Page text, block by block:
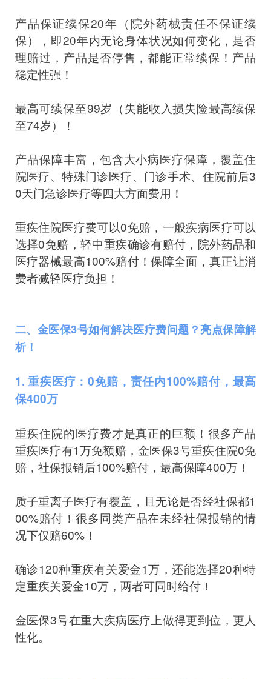
产品保证续保20年（院外药械责任不保证续
保），即20年内无论身体状况如何变化，是否
理赔过，产品是否停售，都能正常续保！产品
稳定性强！
最高可续保至99岁（失能收入损失险最高续保
至74岁）！
产品保障丰富，包含大小病医疗保障，覆盖住
院医疗、特殊门诊医疗、门诊手术、住院前后3
0天门急诊医疗等四大方面费用！
重疾住院医疗费可以0免赔，一般疾病医疗可以
选择0免赔，轻中重疾确诊有赔付，院外药品和
医疗器械最高100%赔付！保障全面，真正让消
费者减轻医疗负担！
二、金医保3号如何解决医疗费问题？亮点保障解
析！
1. 重疾医疗：0免赔，责任内100%赔付，最高
保400万
重疾住院的医疗费才是真正的巨额！很多产品
重疾医疗有1万免额赔，金医保3号重疾住院0免
赔，社保报销后100%赔付，最高保障400万！
质子重离子医疗有覆盖，且无论是否经社保都1
00%赔付！很多同类产品在未经社保报销的情
况下仅赔60%！
确诊120种重疾有关爱金1万，还能选择20种特
定重疾关爱金10万，两者可同时给付！
金医保3号在重大疾病医疗上做得更到位，更人
性化。